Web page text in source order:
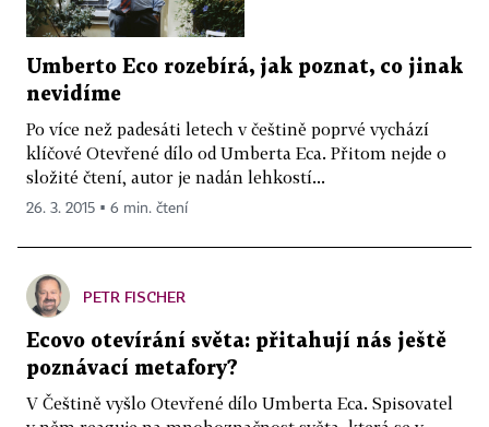
Umberto Eco rozebírá, jak poznat, co jinak
nevidíme
Po více než padesáti letech v češtině poprvé vychází
klíčové Otevřené dílo od Umberta Eca. Přitom nejde o
složité čtení, autor je nadán lehkostí...
26. 3. 2015 ▪ 6 min. čtení
PETR FISCHER
Ecovo otevírání světa: přitahují nás ještě
poznávací metafory?
V Češtině vyšlo Otevřené dílo Umberta Eca. Spisovatel